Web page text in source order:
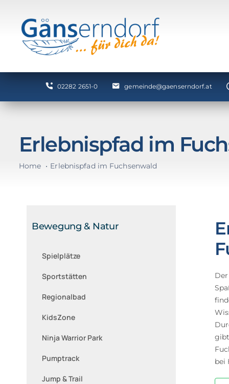
springen
02282 2651-0 gemeinde@gaenserndorf.at
Erlebnispfad im
Home Erlebnispfad im Fuchsenwald
bei
Bewegung & Natur
Spielplätze
Sportstätten
Regionalbad
KidsZone
Ninja Warrior Park
Pumptrack
Jump & Trail